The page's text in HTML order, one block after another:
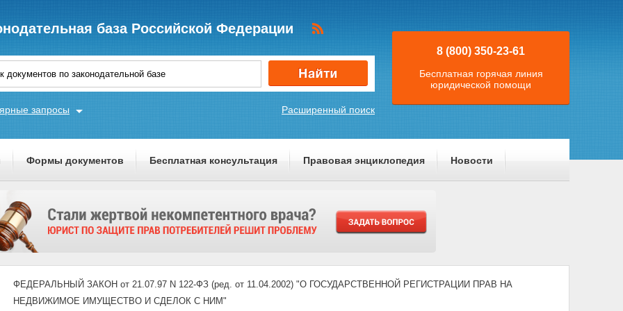
база Российской Федерации
Расширенный поиск
запросы
8 (800) 350-23-61
Бесплатная горячая линия
юридической помощи
Формы документов Бесплатная консультация Правовая энциклопедия Новости
ФЕДЕРАЛЬНЫЙ ЗАКОН от 21.07.97 N 122-ФЗ (ред. от 11.04.2002) "О ГОСУДАРСТВЕННОЙ РЕГИСТРАЦИИ ПРАВ НА
НЕДВИЖИМОЕ ИМУЩЕСТВО И СДЕЛОК С НИМ"